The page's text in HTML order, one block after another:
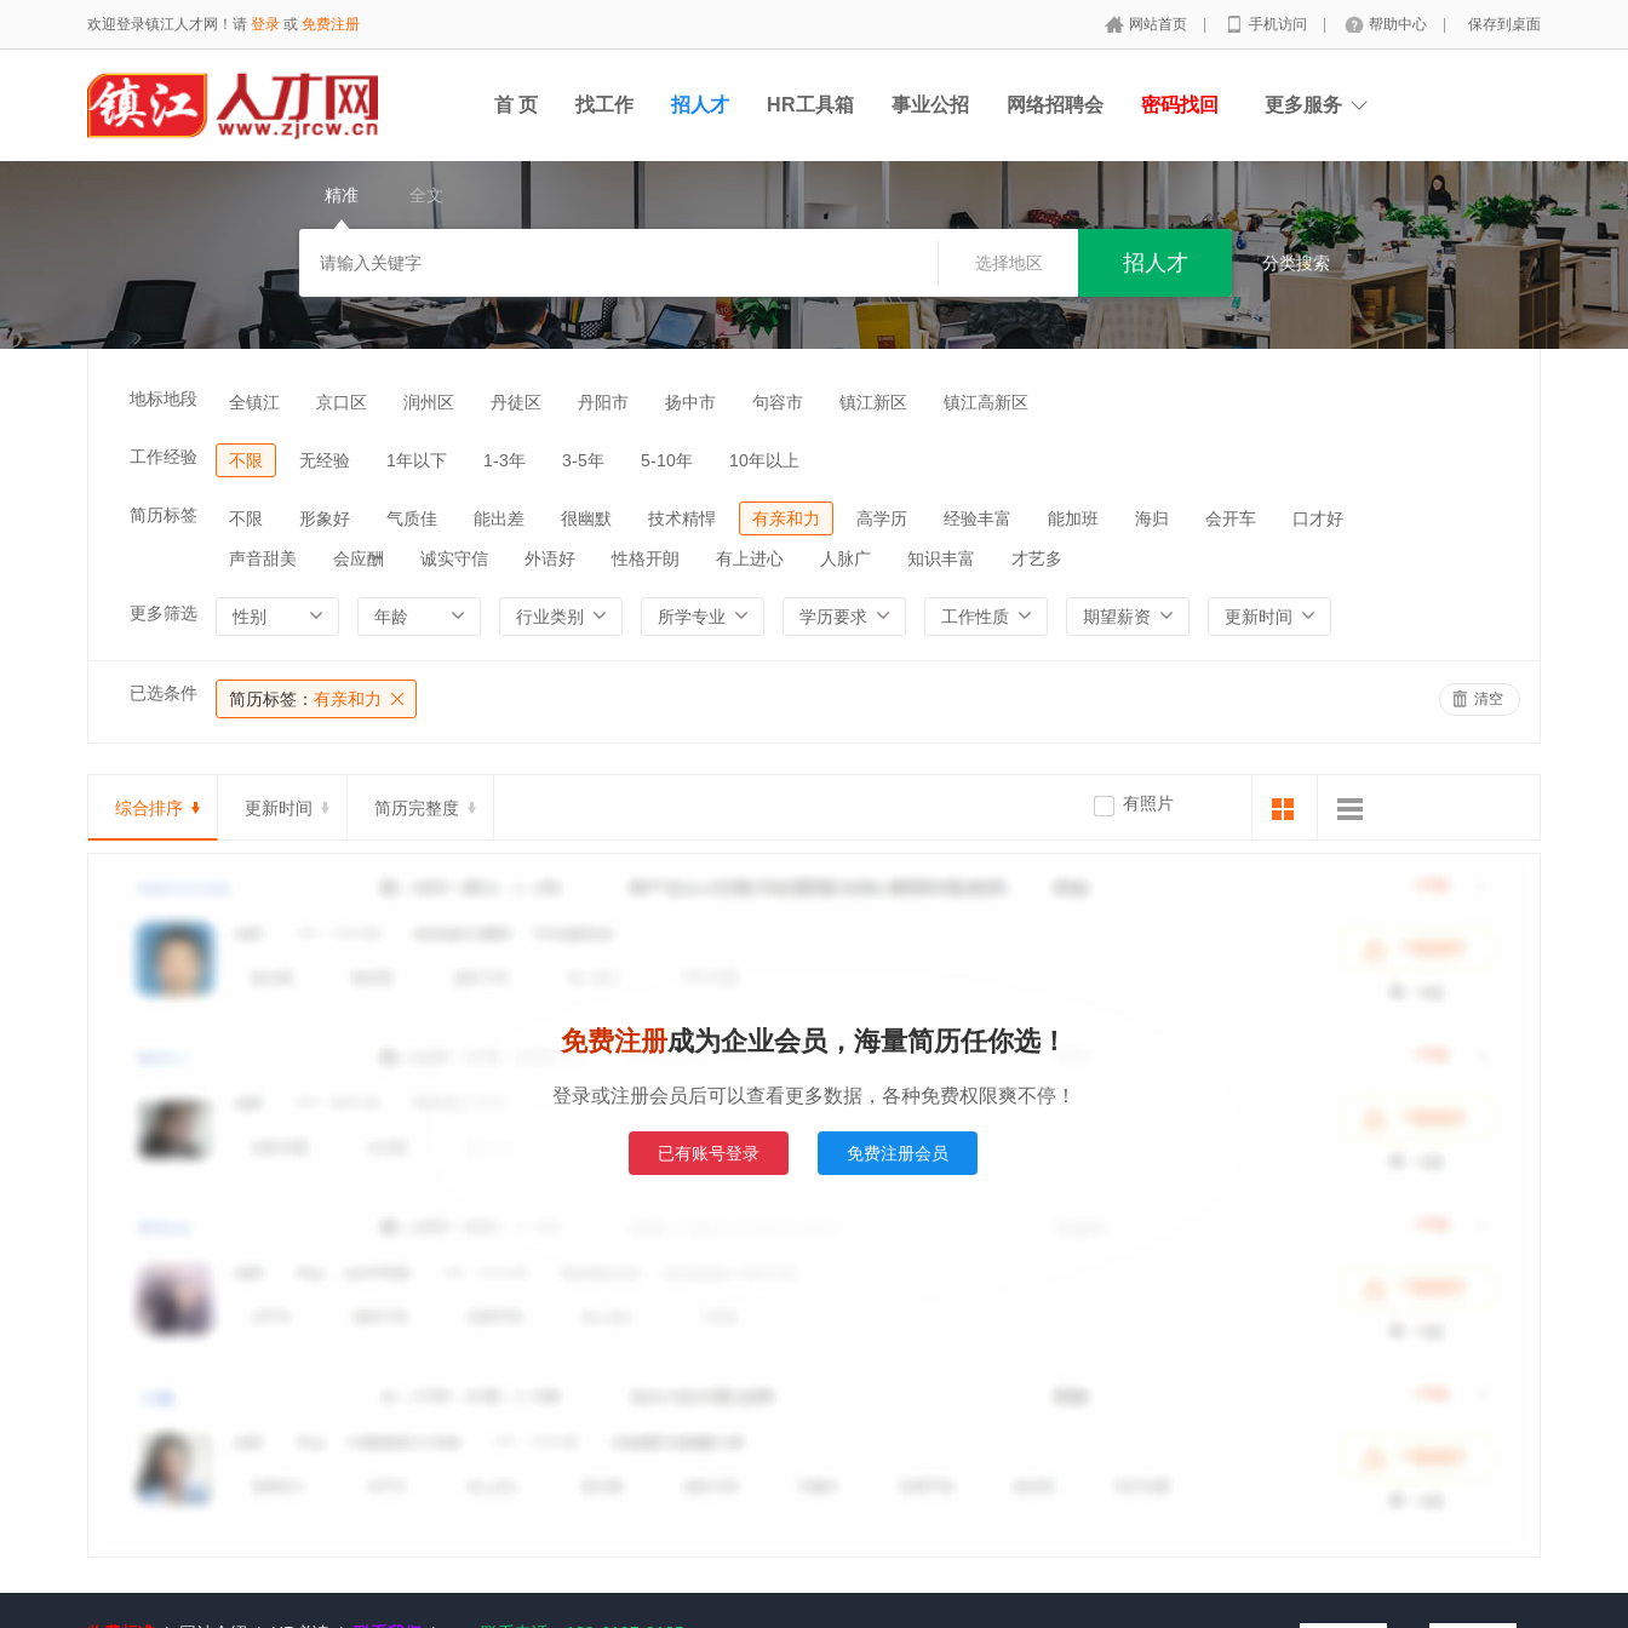
欢迎登录镇江人才网！请 登录 或 免费注册 网站首页 手机访问 帮助中心 保存到桌面
首 页 找工作 招人才 HR工具箱 事业公招 网络招聘会 密码找回 更多服务
精准 全文
选择地区 分类搜索
地标地段 全镇江 京口区 润州区 丹徒区 丹阳市 扬中市 句容市 镇江新区 镇江高新区
工作经验 不限 无经验 1年以下 1-3年 3-5年 5-10年 10年以上
简历标签 不限 形象好 气质佳 能出差 很幽默 技术精悍 有亲和力 高学历 经验丰富 能加班 海归 会开车 口才好
声音甜美 会应酬 诚实守信 外语好 性格开朗 有上进心 人脉广 知识丰富 才艺多
更多筛选 性别 年龄 行业类别 所学专业 学历要求 工作性质 期望薪资 更新时间
已选条件 简历标签： 有亲和力 清空
综合排序 更新时间 简历完整度 有照片
免费注册成为企业会员，海量简历任你选！
登录或注册会员后可以查看更多数据，各种免费权限爽不停！
已有账号登录 免费注册会员